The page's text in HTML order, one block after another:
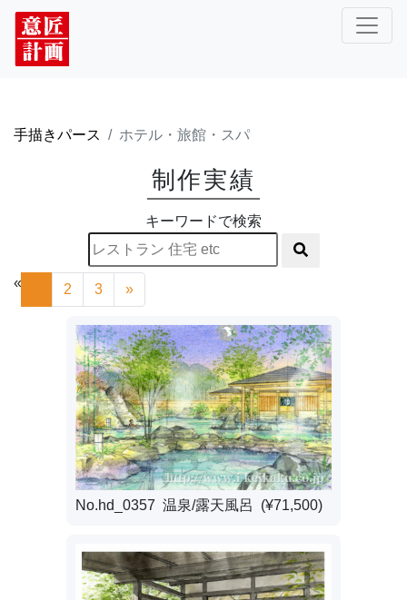
手描きパース ホテル・旅館・スパ
制作実績
キーワードで検索
« 2 3 »
No.hd_0357 温泉/露天風呂 (¥71,500)